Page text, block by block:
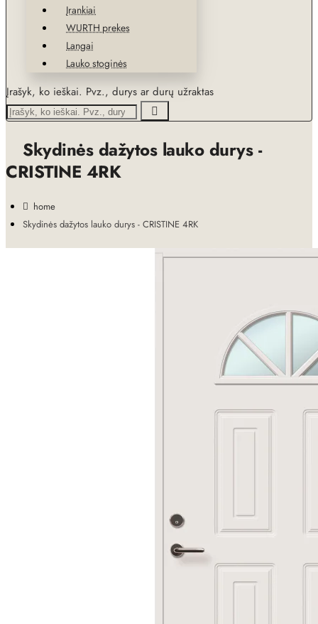
Įrankiai
WURTH prekes
Langai
Lauko stoginės
Įrašyk, ko ieškai. Pvz., durys ar durų užraktas
Skydinės dažytos lauko durys -
CRISTINE 4RK
home
Skydinės dažytos lauko durys - CRISTINE 4RK